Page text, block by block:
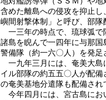
含めた離島への侵攻を抑止
嶼間射撃体制」と呼び、部
一三年の時点で、琉球弧で
諸島を睨んで一四年に与那
警備隊（約一六〇人）を発足
一九年三月には、奄美大島
イル部隊の約五五〇人が配
の奄美基地分遣隊も配備され
今年四月には、宮古島にお